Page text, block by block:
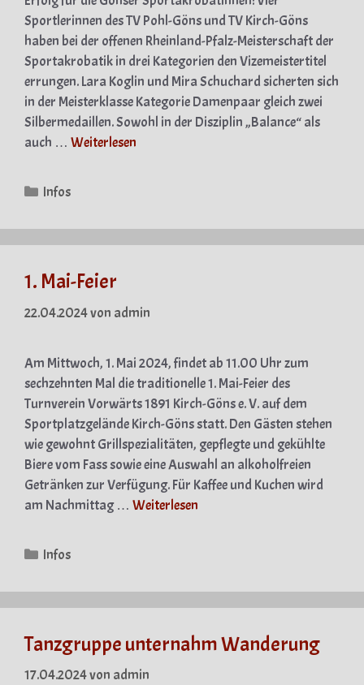
Sportlerinnen des TV Pohl-Göns und TV Kirch-Göns
haben bei der offenen Rheinland-Pfalz-Meisterschaft der
Sportakrobatik in drei Kategorien den Vizemeistertitel
errungen. Lara Koglin und Mira Schuchard sicherten sich
in der Meisterklasse Kategorie Damenpaar gleich zwei
Silbermedaillen. Sowohl in der Disziplin „Balance“ als
auch … Weiterlesen
Kategorien
Infos
1. Mai-Feier
22.04.2024von admin
Am Mittwoch, 1. Mai 2024, findet ab 11.00 Uhr zum
sechzehnten Mal die traditionelle 1. Mai-Feier des
Turnverein Vorwärts 1891 Kirch-Göns e. V. auf dem
Sportplatzgelände Kirch-Göns statt. Den Gästen stehen
wie gewohnt Grillspezialitäten, gepflegte und gekühlte
Biere vom Fass sowie eine Auswahl an alkoholfreien
Getränken zur Verfügung. Für Kaffee und Kuchen wird
am Nachmittag … Weiterlesen
Kategorien
Infos
Tanzgruppe unternahm Wanderung
17.04.2024von admin